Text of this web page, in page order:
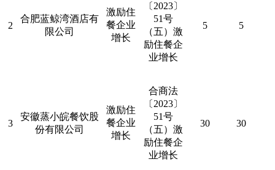
2
合肥蓝鲸湾酒店有
限公司
激励住
餐企业
增长
〔 2023〕
51号
（五）激
励住餐企
业增长
5 5
3
安徽蒸小皖餐饮股
份有限公司
激励住
餐企业
增长
合商法
〔 2023〕
51号
（五）激
励住餐企
业增长
30 30